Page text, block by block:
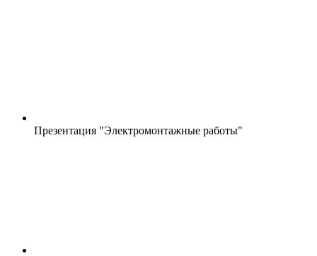
Презентация "Электромонтажные работы"